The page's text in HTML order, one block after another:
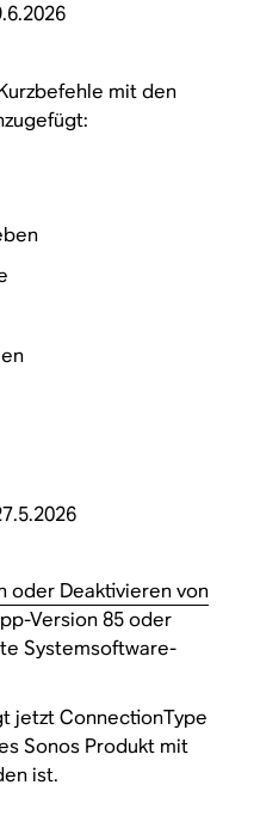
mit den
oder Deaktivieren von
Version 85 oder
Systemsoftware-
jetzt ConnectionType
Sonos Produkt mit
ist.